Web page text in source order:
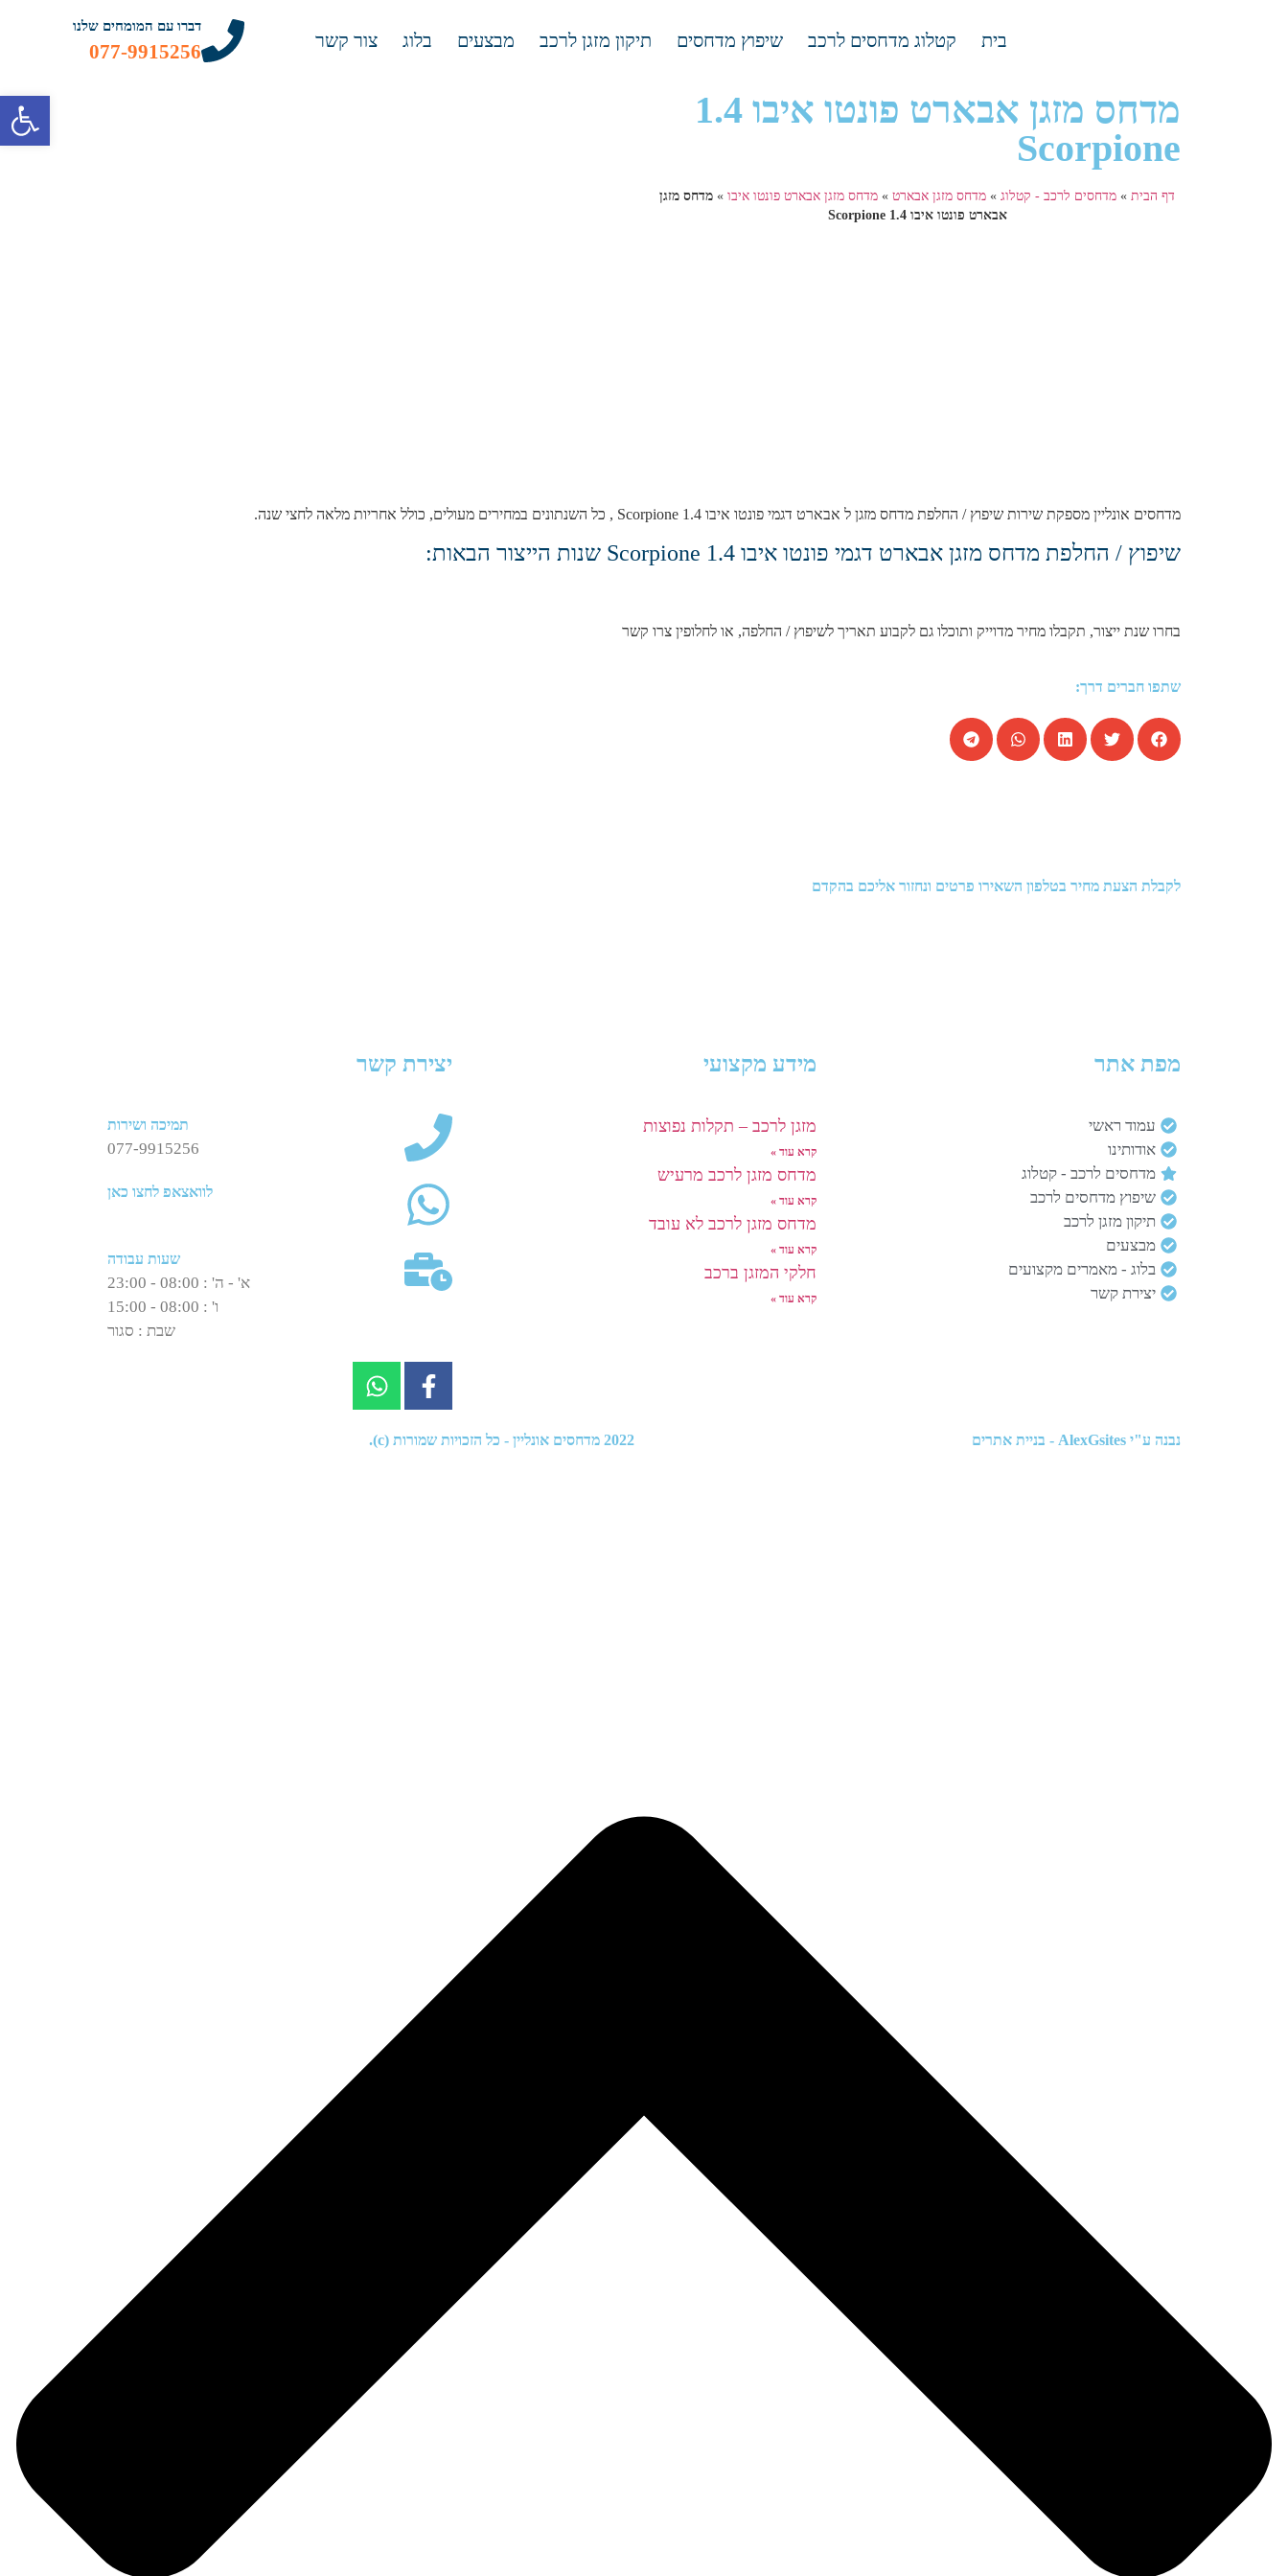
בית קטלוג מדחסים לרכב שיפוץ מדחסים תיקון מזגן לרכב מבצעים בלוג צור קשר
דברו עם המומחים שלנו
077-9915256
מדחס מזגן אבארט פונטו איבו 1.4
Scorpione
דף הבית » מדחסים לרכב - קטלוג » מדחס מזגן אבארט » מדחס מזגן אבארט פונטו איבו » מדחס מזגן
אבארט פונטו איבו 1.4 Scorpione
מדחסים אונליין מספקת שירות שיפוץ / החלפת מדחס מזגן ל אבארט דגמי פונטו איבו 1.4 Scorpione , כל השנתונים במחירים מעולים, כולל אחריות מלאה לחצי שנה.
שיפוץ / החלפת מדחס מזגן אבארט דגמי פונטו איבו 1.4 Scorpione שנות הייצור הבאות:
בחרו שנת ייצור, תקבלו מחיר מדוייק ותוכלו גם לקבוע תאריך לשיפוץ / החלפה, או לחלופין צרו קשר
שתפו חברים דרך:
לקבלת הצעת מחיר בטלפון השאירו פרטים ונחזור אליכם בהקדם
מפת אתר
עמוד ראשי
אודותינו
מדחסים לרכב - קטלוג
שיפוץ מדחסים לרכב
תיקון מזגן לרכב
מבצעים
בלוג - מאמרים מקצועים
יצירת קשר
מידע מקצועי
מזגן לרכב – תקלות נפוצות
קרא עוד »
מדחס מזגן לרכב מרעיש
קרא עוד »
מדחס מזגן לרכב לא עובד
קרא עוד »
חלקי המזגן ברכב
קרא עוד »
יצירת קשר
תמיכה ושירות
077-9915256
לוואצאפ לחצו כאן
שעות עבודה
א' - ה' : 08:00 - 23:00
ו' : 08:00 - 15:00
שבת : סגור
נבנה ע"י AlexGsites - בניית אתרים 2022 מדחסים אונליין - כל הזכויות שמורות (c).